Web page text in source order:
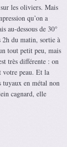
les oliviers. Mais
qu’on a
au-dessous de 30°
du matin, sortie à
tout petit peu, mais
très différente : on
votre peau. Et la
en métal non
cagnard, elle